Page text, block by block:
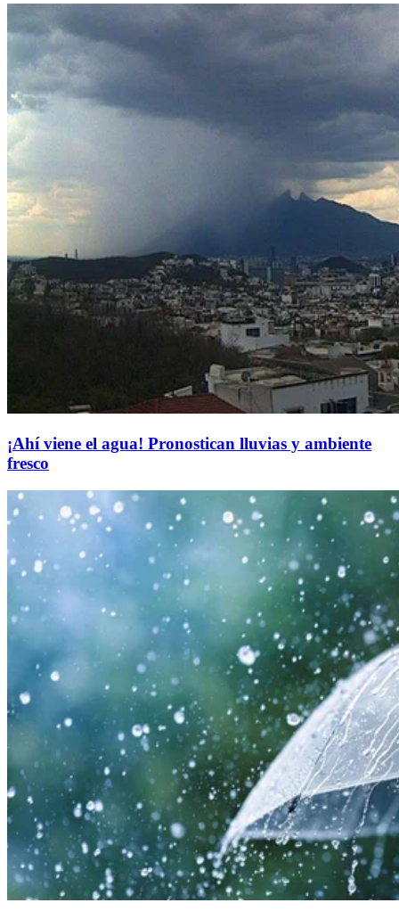
¡Ahí viene el agua! Pronostican lluvias y ambiente
fresco